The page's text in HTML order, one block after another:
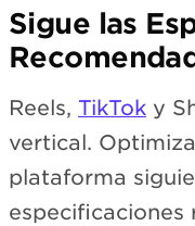
Sigue las
Reels, TikTok y
vertical.
plataforma
especificaciones